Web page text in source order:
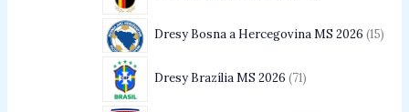
Dresy Bosna a Hercegovina MS 2026 15
Dresy Brazília MS 2026 71